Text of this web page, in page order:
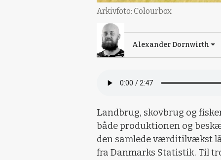
Arkivfoto: Colourbox
Alexander Dornwirth
Landbrug, skovbrug og
både produktionen og
den samlede værditilvækst
fra Danmarks Statistik. Til